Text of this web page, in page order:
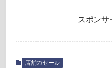
スポンサ
店舗のセール